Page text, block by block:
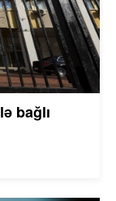
bağlı